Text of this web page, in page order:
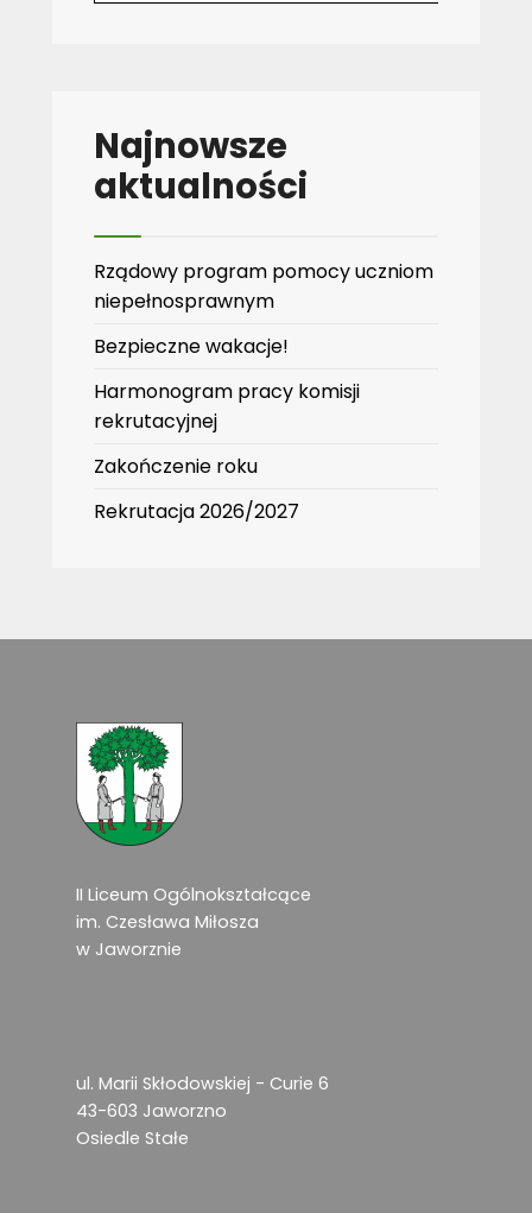
Najnowsze
aktualności
Rządowy program pomocy uczniom
niepełnosprawnym
Bezpieczne wakacje!
Harmonogram pracy komisji
rekrutacyjnej
Zakończenie roku
Rekrutacja 2026/2027
II Liceum Ogólnokształcące
im. Czesława Miłosza
w Jaworznie
ul. Marii Skłodowskiej - Curie 6
43-603 Jaworzno
Osiedle Stałe